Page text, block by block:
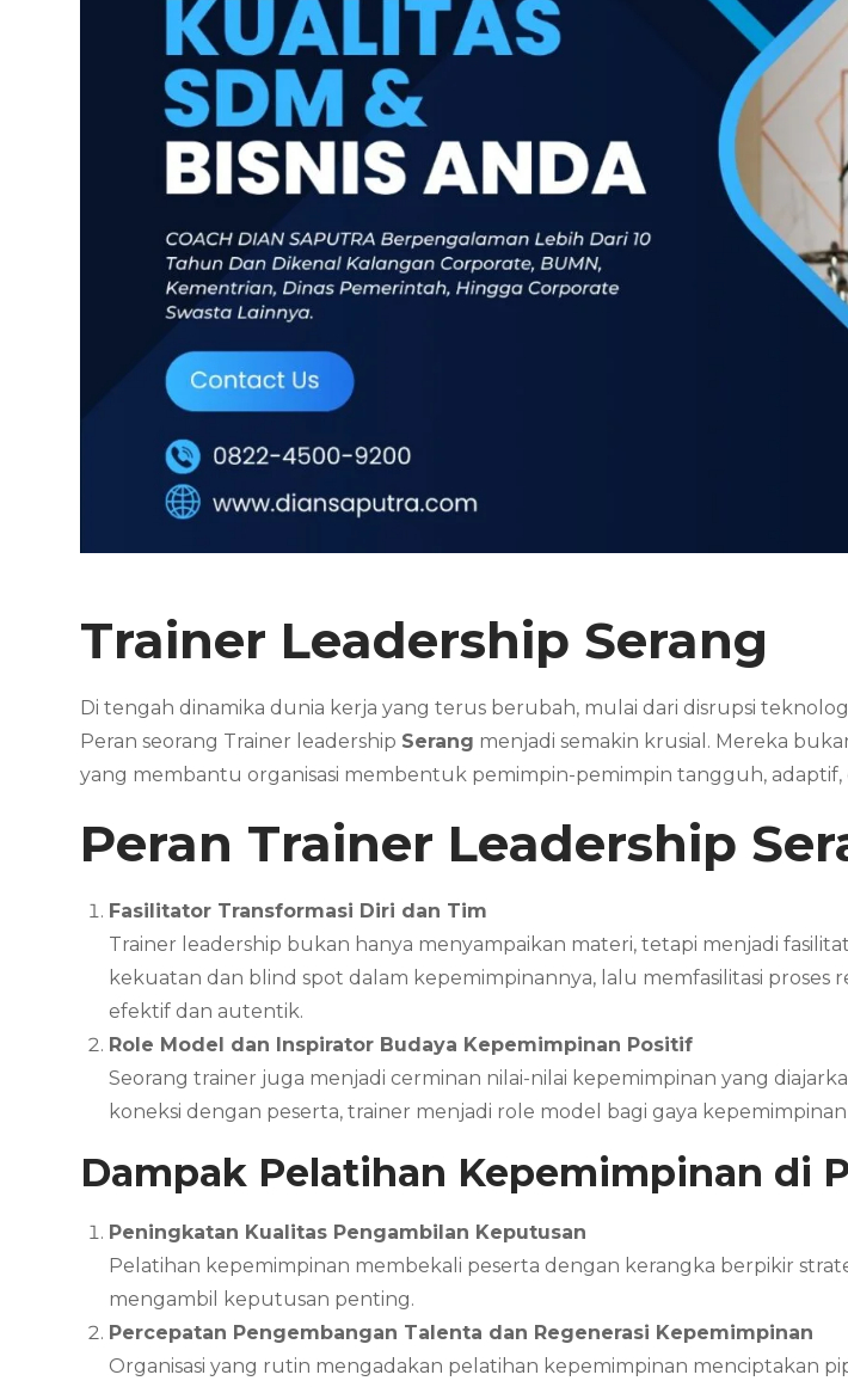
Trainer Leadership Serang
Di tengah dinamika dunia kerja yang terus berubah, mulai dari disrupsi
Peran seorang Trainer leadership Serang menjadi semakin krusial. Mereka
yang membantu organisasi membentuk pemimpin-pemimpin tangguh, adaptif,
Peran Trainer Leadership
Fasilitator Transformasi Diri dan Tim
Trainer leadership bukan hanya menyampaikan materi, tetapi menjadi
kekuatan dan blind spot dalam kepemimpinannya, lalu memfasilitasi
efektif dan autentik.
Role Model dan Inspirator Budaya Kepemimpinan Positif
Seorang trainer juga menjadi cerminan nilai-nilai kepemimpinan yang
koneksi dengan peserta, trainer menjadi role model bagi gaya
Dampak Pelatihan Kepemimpinan di
Peningkatan Kualitas Pengambilan Keputusan
Pelatihan kepemimpinan membekali peserta dengan kerangka berpikir
mengambil keputusan penting.
Percepatan Pengembangan Talenta dan Regenerasi Kepemimpinan
Organisasi yang rutin mengadakan pelatihan kepemimpinan menciptakan